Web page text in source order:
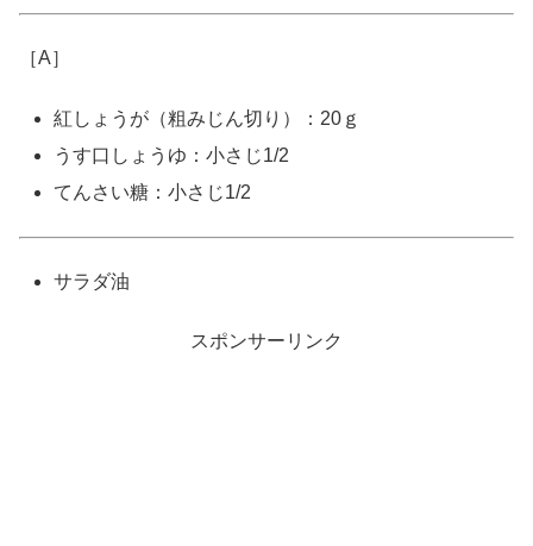
［A］
紅しょうが（粗みじん切り）：20ｇ
うす口しょうゆ：小さじ1/2
てんさい糖：小さじ1/2
サラダ油
スポンサーリンク